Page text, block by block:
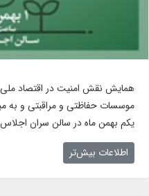
همایش نقش امنیت در اقتصاد ملی
موسسات حفاظتی و مراقبتی و به
یکم بهمن ماه در سالن سران اجلاس
اطلاعات بیش‌تر